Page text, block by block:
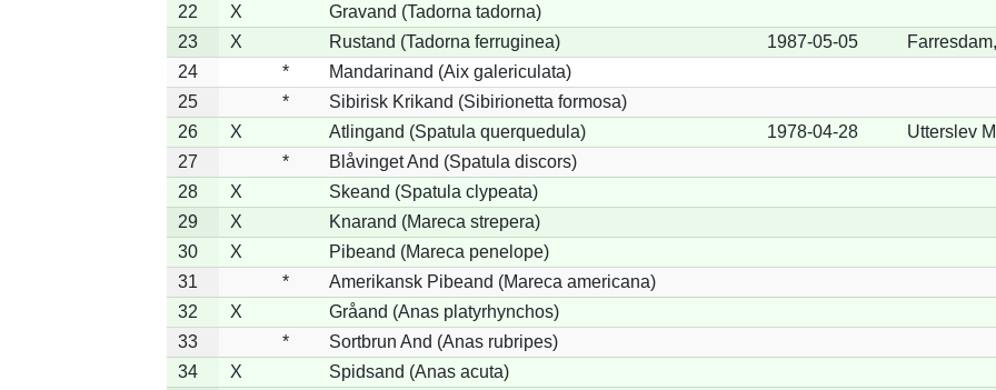
22
X
Gravand (Tadorna tadorna)
23
X Rustand (Tadorna ferruginea) 1987-05-05
24
*
Mandarinand (Aix galericulata)
25
*
Sibirisk Krikand (Sibirionetta formosa)
26
X Atlingand (Spatula querquedula) 1978-04-28
Utterslev
27
*
Blåvinget And (Spatula discors)
28
X
Skeand (Spatula clypeata)
29
X
Knarand (Mareca strepera)
30
X
Pibeand (Mareca penelope)
31
*
Amerikansk Pibeand (Mareca americana)
32
X
Gråand (Anas platyrhynchos)
33
*
Sortbrun And (Anas rubripes)
34
X
Spidsand (Anas acuta)